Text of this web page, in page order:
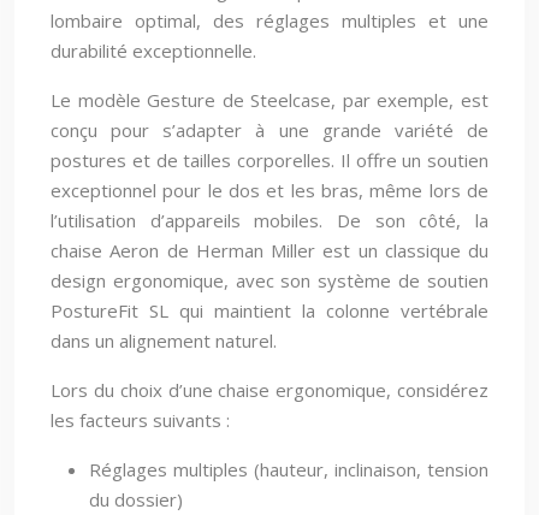
lombaire optimal, des réglages multiples et une
durabilité exceptionnelle.
Le modèle Gesture de Steelcase, par exemple, est
conçu pour s’adapter à une grande variété de
postures et de tailles corporelles. Il offre un soutien
exceptionnel pour le dos et les bras, même lors de
l’utilisation d’appareils mobiles. De son côté, la
chaise Aeron de Herman Miller est un classique du
design ergonomique, avec son système de soutien
PostureFit SL qui maintient la colonne vertébrale
dans un alignement naturel.
Lors du choix d’une chaise ergonomique, considérez
les facteurs suivants :
Réglages multiples (hauteur, inclinaison, tension
du dossier)